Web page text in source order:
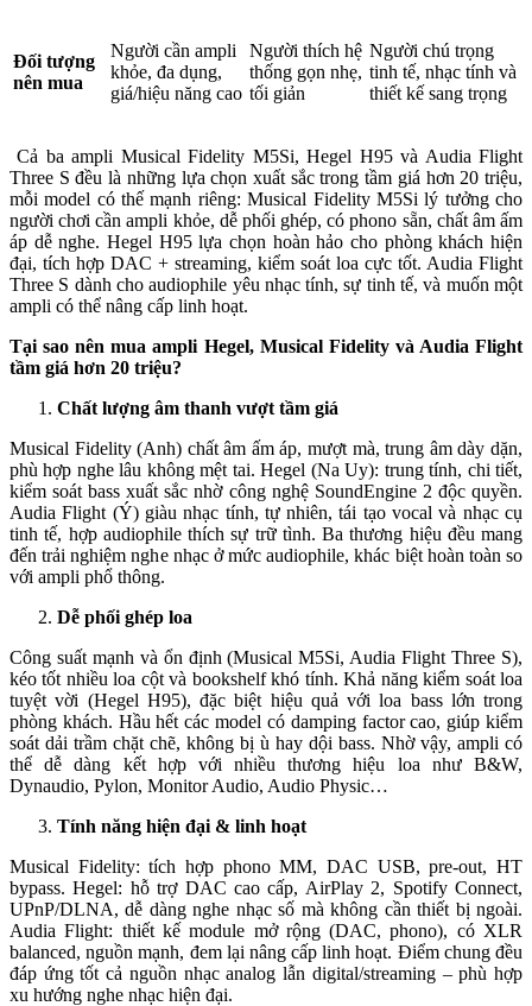
Đối tượng
nên mua
Người cần ampli
khỏe, đa dụng,
giá/hiệu năng cao
Người thích hệ
thống gọn nhẹ,
tối giản
Người chú trọng
tinh tế, nhạc tính và
thiết kế sang trọng
Cả ba ampli Musical Fidelity M5Si, Hegel H95 và Audia Flight
Three S đều là những lựa chọn xuất sắc trong tầm giá hơn 20 triệu,
mỗi model có thế mạnh riêng: Musical Fidelity M5Si lý tưởng cho
người chơi cần ampli khỏe, dễ phối ghép, có phono sẵn, chất âm ấm
áp dễ nghe. Hegel H95 lựa chọn hoàn hảo cho phòng khách hiện
đại, tích hợp DAC + streaming, kiểm soát loa cực tốt. Audia Flight
Three S dành cho audiophile yêu nhạc tính, sự tinh tế, và muốn một
ampli có thể nâng cấp linh hoạt.
Tại sao nên muaampli Hegel, Musical Fidelity và Audia Flight
tầm giá hơn 20 triệu?
Chất lượng âm thanh vượt tầm giá
Musical Fidelity (Anh) chất âm ấm áp, mượt mà, trung âm dày dặn,
phù hợp nghe lâu không mệt tai. Hegel (Na Uy): trung tính, chi tiết,
kiểm soát bass xuất sắc nhờ công nghệ SoundEngine 2 độc quyền.
Audia Flight (Ý) giàu nhạc tính, tự nhiên, tái tạo vocal và nhạc cụ
tinh tế, hợp audiophile thích sự trữ tình. Ba thương hiệu đều mang
đến trải nghiệm nghe nhạc ở mức audiophile, khác biệt hoàn toàn so
với ampli phổ thông.
Dễ phối ghép loa
Công suất mạnh và ổn định (Musical M5Si, Audia Flight Three S),
kéo tốt nhiều loa cột và bookshelf khó tính. Khả năng kiểm soát loa
tuyệt vời (Hegel H95), đặc biệt hiệu quả với loa bass lớn trong
phòng khách. Hầu hết các model có damping factor cao, giúp kiểm
soát dải trầm chặt chẽ, không bị ù hay dội bass. Nhờ vậy, ampli có
thể dễ dàng kết hợp với nhiều thương hiệu loa như B&W,
Dynaudio, Pylon, Monitor Audio, Audio Physic…
Tính năng hiện đại & linh hoạt
Musical Fidelity: tích hợp phono MM, DAC USB, pre-out, HT
bypass. Hegel: hỗ trợ DAC cao cấp, AirPlay 2, Spotify Connect,
UPnP/DLNA, dễ dàng nghe nhạc số mà không cần thiết bị ngoài.
Audia Flight: thiết kế module mở rộng (DAC, phono), có XLR
balanced, nguồn mạnh, đem lại nâng cấp linh hoạt. Điểm chung đều
đáp ứng tốt cả nguồn nhạc analog lẫn digital/streaming – phù hợp
xu hướng nghe nhạc hiện đại.